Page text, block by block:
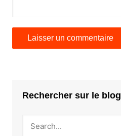
Rechercher sur le blog